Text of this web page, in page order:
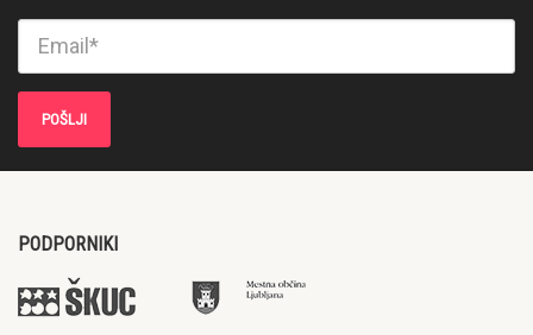
PODPORNIKI